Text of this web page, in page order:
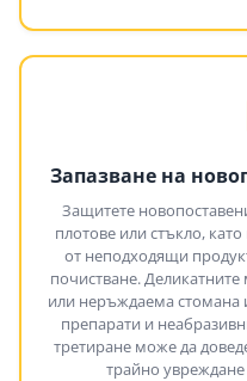
Запазване на
Защитете
плотове или стъкло,
от неподходящи
почистване.
или неръждаема стомана
препарати и
третиране може да
трайно